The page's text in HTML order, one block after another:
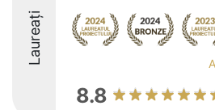
Laureați
8.8